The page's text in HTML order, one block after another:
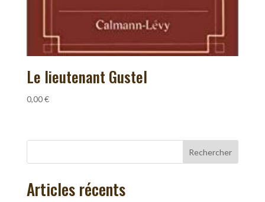
Le lieutenant Gustel
0,00€
Rechercher
Articles récents